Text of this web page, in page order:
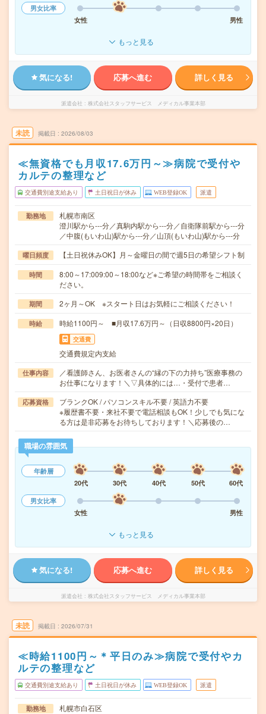
男女比率
女性
男性
もっと見る
気になる! 応募へ進む 詳しく見る
派遣会社 株式会社スタッフサービス メディカル事業本部
未読 掲載日 2026/08/03
≪無資格でも月収17.6万円～≫病院で受付や
カルテの整理など
交通費別途支給あり 土日祝日が休み WEB登録OK 派遣
勤務地
札幌市南区
澄川駅から---分／真駒内駅から---分／自衛隊前駅から---分
／中腹(もいわ山)駅から---分／山頂(もいわ山)駅から---分
曜日頻度 【土日祝休みOK】月～金曜日の間で週5日の希望シフト制
時間
8:00～17:009:00～18:00など※ご希望の時間帯をご相談く
ださい。
期間 2ヶ月～OK ※スタート日はお気軽にご相談ください！
時給 時給1100円～ ■月収17.6万円～（日収8800円×20日）
交通費
交通費規定内支給
仕事内容
／看護師さん、お医者さんの“縁の下の力持ち”医療事務の
お仕事になります！＼▽具体的には…・受付で患者…
応募資格
ブランクOK / パソコンスキル不要 / 英語力不要
※履歴書不要・来社不要で電話相談もOK！少しでも気にな
る方は是非応募をお待ちしております！＼応募後の…
職場の雰囲気
年齢層
20代
30代 40代 50代
60代
男女比率
女性
男性
もっと見る
気になる! 応募へ進む 詳しく見る
派遣会社 株式会社スタッフサービス メディカル事業本部
未読 掲載日 2026/07/31
≪時給1100円～＊平日のみ≫病院で受付やカ
ルテの整理など
交通費別途支給あり 土日祝日が休み WEB登録OK 派遣
勤務地
札幌市白石区